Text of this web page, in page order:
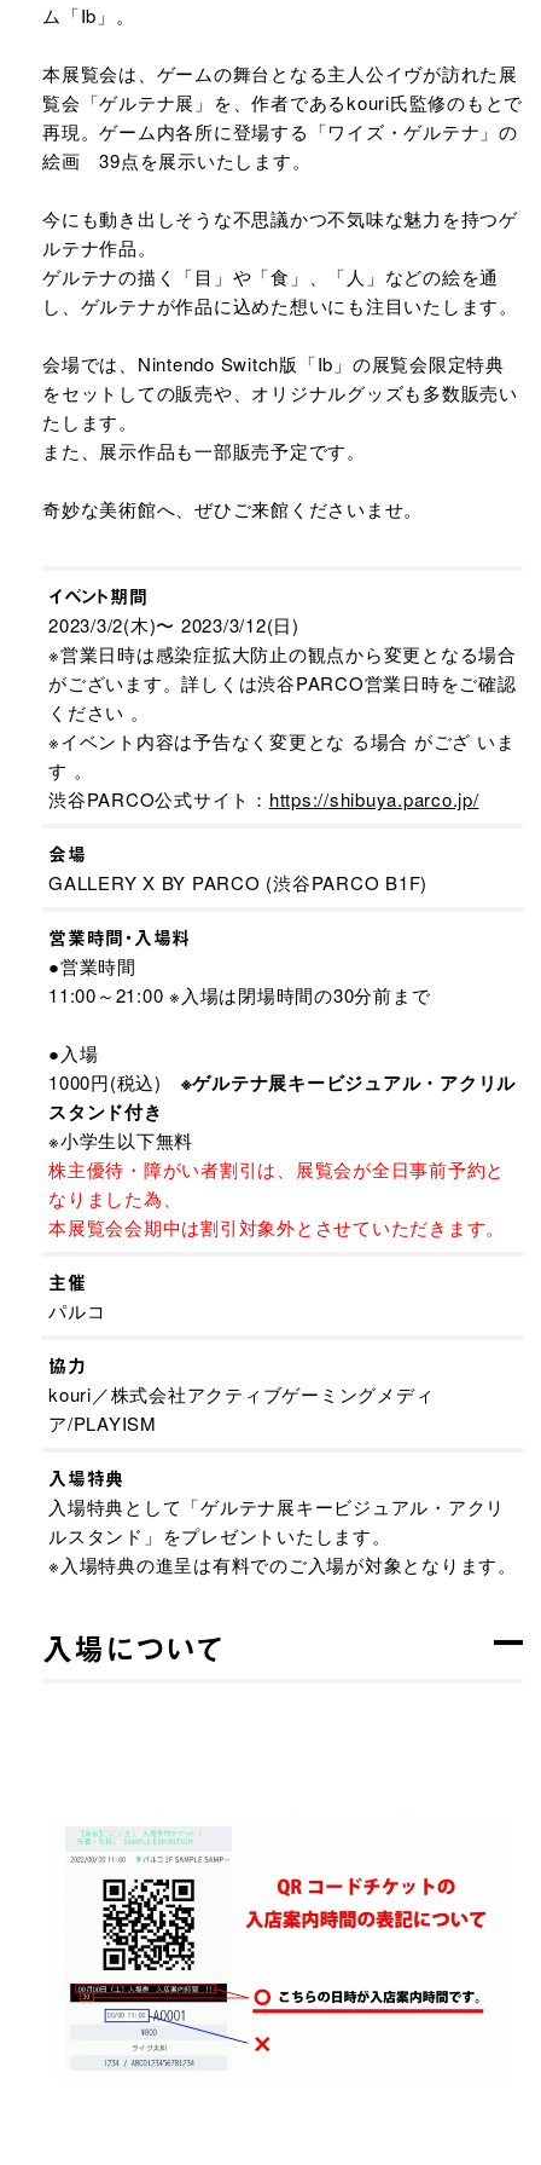
ム「Ib」。
本展覧会は、ゲームの舞台となる主人公イヴが訪れた展
覧会「ゲルテナ展」を、作者であるkouri氏監修のもとで
再現。ゲーム内各所に登場する「ワイズ・ゲルテナ」の
絵画 39点を展示いたします。
​今にも動き出しそうな不思議かつ不気味な魅力を持つゲ
ルテナ作品。
ゲルテナの描く「目」や「食」、「人」などの絵を通
し、ゲルテナが作品に込めた想いにも注目いたします。
会場では、Nintendo Switch版「Ib」の展覧会限定特典
をセットしての販売や、オリジナルグッズも多数販売い
たします。
また、展示作品も一部販売予定です。
奇妙な美術館へ、ぜひご来館くださいませ。
イベント期間
2023/3/2(木)〜 2023/3/12(日)
※営業日時は感染症拡大防止の観点から変更となる場合
がございます。詳しくは渋谷PARCO営業日時をご確認
ください 。
※イベント内容は予告なく変更とな る場合 がござ いま
す 。
渋谷PARCO公式サイト： https://shibuya.parco.jp/
会場
GALLERY X BY PARCO (渋谷PARCO B1F)
営業時間・入場料
●営業時間
11:00～21:00 ※入場は閉場時間の30分前まで
●入場
1000円(税込) ※ゲルテナ展キービジュアル・アクリル
スタンド付き
※小学生以下無料
株主優待・障がい者割引は、展覧会が全日事前予約と
なりました為、
本展覧会会期中は割引対象外とさせていただきます。
主催
パルコ
協力
kouri／株式会社アクティブゲーミングメディ
ア/PLAYISM
入場特典
入場特典として「ゲルテナ展キービジュアル・アクリ
ルスタンド」をプレゼントいたします。
※入場特典の進呈は有料でのご入場が対象となります。
入場について